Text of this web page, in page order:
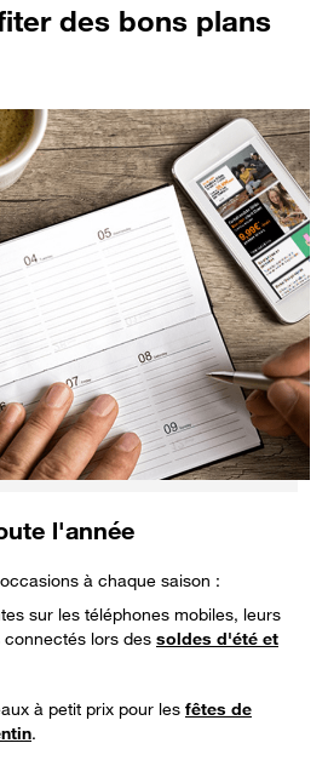
des bons plans
l'année
à chaque saison :
sur les téléphones mobiles, leurs
lors des soldes d'été et
à petit prix pour les fêtes de
.